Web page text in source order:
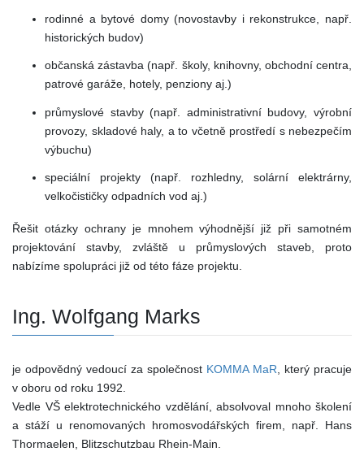
rodinné a bytové domy (novostavby i rekonstrukce, např.
historických budov)
občanská zástavba (např. školy, knihovny, obchodní centra,
patrové garáže, hotely, penziony aj.)
průmyslové stavby (např. administrativní budovy, výrobní
provozy, skladové haly, a to včetně prostředí s nebezpečím
výbuchu)
speciální projekty (např. rozhledny, solární elektrárny,
velkočističky odpadních vod aj.)
Řešit otázky ochrany je mnohem výhodnější již při samotném
projektování stavby, zvláště u průmyslových staveb, proto
nabízíme spolupráci již od této fáze projektu.
Ing. Wolfgang Marks
je odpovědný vedoucí za společnost KOMMA MaR , který pracuje
v oboru od roku 1992.
Vedle VŠ elektrotechnického vzdělání, absolvoval mnoho školení
a stáží u renomovaných hromosvodářských firem, např. Hans
Thormaelen, Blitzschutzbau Rhein-Main.